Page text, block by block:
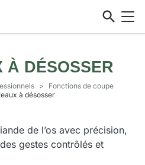
search
À DÉSOSSER
>
Fonctions de coupe
à désosser
de l’os avec précision,
gestes contrôlés et